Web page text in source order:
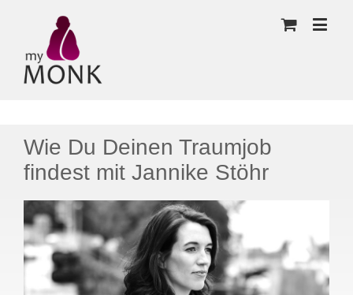
Wie Du Deinen Traumjob
findest mit Jannike Stöhr